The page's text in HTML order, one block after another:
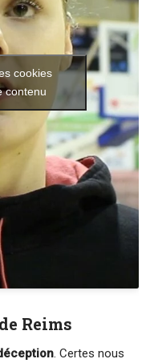
cookies
contenu
Reims
. Certes nous